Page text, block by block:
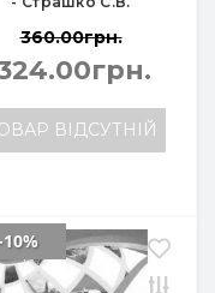
360.00грн.
ВІДСУТНІЙ